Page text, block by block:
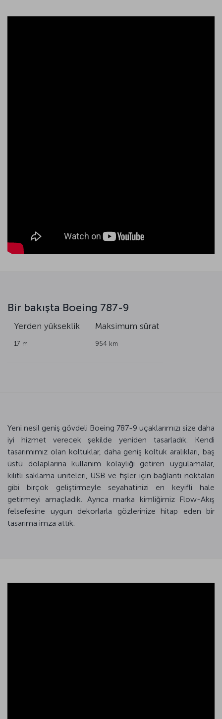
Bir bakışta Boeing 787-9
Yerden yükseklik
17 m
Maksimum sürat
954 km
Yeni nesil geniş gövdeli Boeing 787-9 uçaklarımızı size daha
iyi hizmet verecek şekilde yeniden tasarladık. Kendi
tasarımımız olan koltuklar, daha geniş koltuk aralıkları, baş
üstü dolaplarına kullanım kolaylığı getiren uygulamalar,
kilitli saklama üniteleri, USB ve fişler için bağlantı noktaları
gibi birçok geliştirmeyle seyahatinizi en keyifli hale
getirmeyi amaçladık. Ayrıca marka kimliğimiz Flow-Akış
felsefesine uygun dekorlarla gözlerinize hitap eden bir
tasarıma imza attık.